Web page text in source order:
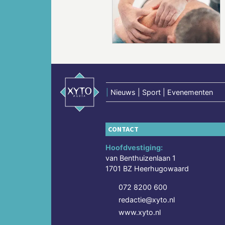
Nieuws | Sport | Evenementen
CONTACT
Hoofdvestiging:
van Benthuizenlaan 1
1701 BZ Heerhugowaard
072 8200 600
redactie@xyto.nl
www.xyto.nl